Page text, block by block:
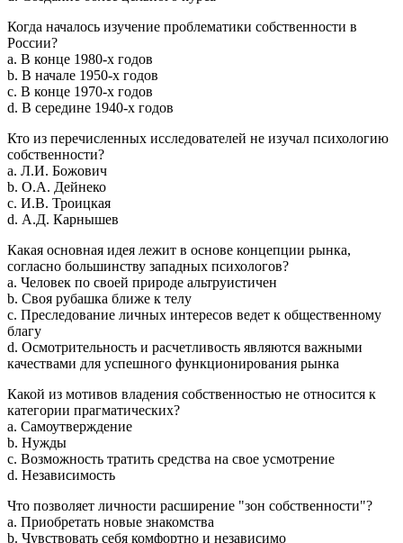
Когда началось изучение проблематики собственности в
России?
a. В конце 1980-х годов
b. В начале 1950-х годов
c. В конце 1970-х годов
d. В середине 1940-х годов
Кто из перечисленных исследователей не изучал психологию
собственности?
a. Л.И. Божович
b. О.А. Дейнеко
c. И.В. Троицкая
d. А.Д. Карнышев
Какая основная идея лежит в основе концепции рынка,
согласно большинству западных психологов?
a. Человек по своей природе альтруистичен
b. Своя рубашка ближе к телу
c. Преследование личных интересов ведет к общественному
благу
d. Осмотрительность и расчетливость являются важными
качествами для успешного функционирования рынка
Какой из мотивов владения собственностью не относится к
категории прагматических?
a. Самоутверждение
b. Нужды
c. Возможность тратить средства на свое усмотрение
d. Независимость
Что позволяет личности расширение "зон собственности"?
a. Приобретать новые знакомства
b. Чувствовать себя комфортно и независимо